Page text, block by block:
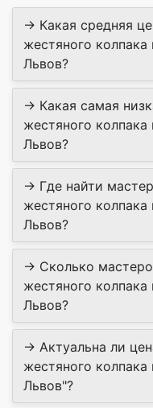
→ Какая средняя
жестяного колпака
Львов?
→ Какая самая
жестяного колпака
Львов?
→ Где найти
жестяного колпака
Львов?
→ Сколько
жестяного колпака
Львов?
→ Актуальна ли
жестяного колпака
Львов"?